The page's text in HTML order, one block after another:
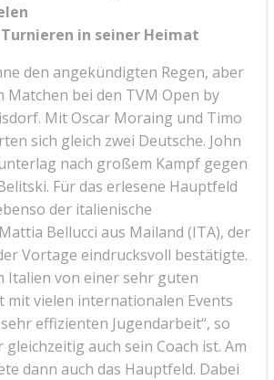
in seiner Heimat
den angekündigten Regen, aber
Matchen bei den TVM Open by
Mit Oscar Moraing und Timo
sich gleich zwei Deutsche. John
nach großem Kampf gegen
Für das erlesene Hauptfeld
der italienische
Bellucci aus Mailand (ITA), der
Vortage eindrucksvoll bestätigte.
Italien von einer sehr guten
mit vielen internationalen Events
effizienten Jugendarbeit“, so
auch sein Coach ist. Am
dann auch das Hauptfeld. Dabei